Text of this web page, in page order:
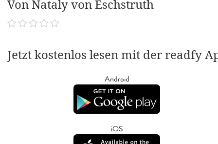
Von Nataly von Eschstruth
Jetzt kostenlos lesen mit der readfy
Android
iOS